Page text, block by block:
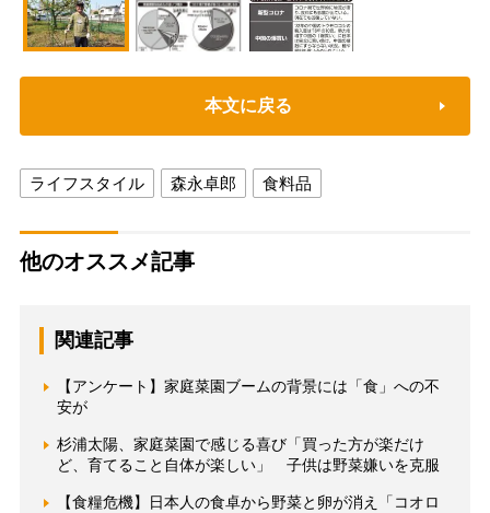
本文に戻る
ライフスタイル 森永卓郎 食料品
他のオススメ記事
関連記事
【アンケート】家庭菜園ブームの背景には「食」への不
安が
杉浦太陽、家庭菜園で感じる喜び「買った方が楽だけ
ど、育てること自体が楽しい」 子供は野菜嫌いを克服
【食糧危機】日本人の食卓から野菜と卵が消え「コオロ